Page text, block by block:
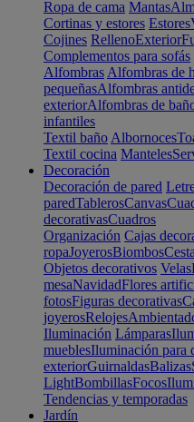
Ropa de cama Mantas
Cortinas y estores Estores
Cojines RellenoExterior
Complementos para sofás
Alfombras Alfombras de
pequeñasAlfombras
exteriorAlfombras de
infantiles
Textil baño Albornoces
Textil cocina Manteles
Decoración
Decoración de pared
paredTablerosCanvas
decorativasCuadros
Organización Cajas
ropaJoyerosBiombos
Objetos decorativos Velas
mesaNavidadFlores
fotosFiguras decorativas
joyerosRelojes
Iluminación Lámparas
mueblesIluminación para
exteriorGuirnaldasBalizas
LightBombillasFocos
Tendencias y temporadas
Jardín